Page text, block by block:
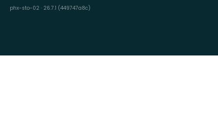
phx-sto-02 · 26.7.1 (449747a8c)